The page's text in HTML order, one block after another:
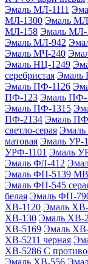
Эмаль МЛ-1111
МЛ-1300 Эмаль
МЛ-158 Эмаль МЛ-
Эмаль МЛ-942
Эмаль МЧ-240
Эмаль НЦ-1249
серебристая Эмаль
Эмаль ПФ-1126
ПФ-123 Эмаль ПФ-
Эмаль ПФ-1315
ПФ-2134 Эмаль
светло-серая
матовая Эмаль УР-
УРФ-1101 Эмаль
Эмаль ФЛ-412
Эмаль ФП-5139
Эмаль ФП-545
белая Эмаль ФП-
ХВ-1120 Эмаль
ХВ-130 Эмаль ХВ-
ХВ-5169 Эмаль
ХВ-5211 черная
ХВ-5286 С
Эмаль ХВ-556